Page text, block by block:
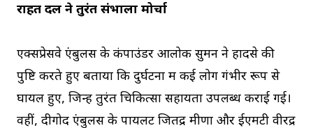
राहत दल ने तुरंत संभाला मोर्चा
एक्सप्रेसवे एंबुलेंस के कंपाउंडर आलोक सुमन ने हादसे की
पुष्टि करते हुए बताया कि दुर्घटना में कई लोग गंभीर रूप से
घायल हुए, जिन्हें तुरंत चिकित्सा सहायता उपलब्ध कराई गई।
वहीं, दीगोद एंबुलेंस के पायलट जितेंद्र मीणा और ईएमटी वीरेंद्र